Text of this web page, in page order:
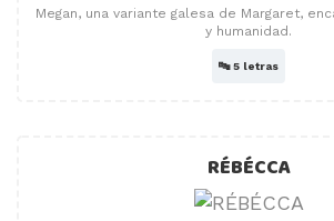
Megan, una variante galesa de Margaret,
y humanidad.
🔤5 letras
RÉBÉCCA